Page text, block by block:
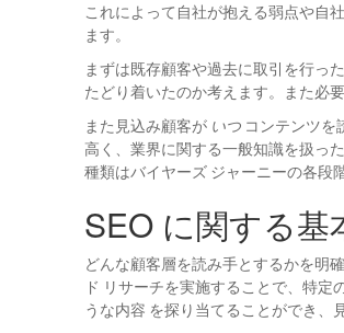
これによって自社が抱える弱点や自
ます。
まずは既存顧客や過去に取引を行っ
たどり着いたのか考えます。また必
また見込み顧客が いつ コンテンツを
高く、業界に関する一般知識を扱っ
種類はバイヤーズ ジャーニーの各段
SEO に関する
どんな顧客層を読み手とするかを明
ド リサーチを実施することで、特
うな内容 を探り当てることができ、